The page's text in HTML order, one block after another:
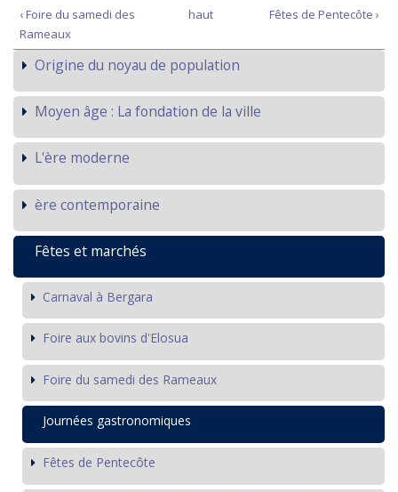
‹ Foire du samedi des
Rameaux
haut Fêtes de Pentecôte ›
Origine du noyau de population
Moyen âge : La fondation de la ville
L'ère moderne
ère contemporaine
Fêtes et marchés
Carnaval à Bergara
Foire aux bovins d'Elosua
Foire du samedi des Rameaux
Journées gastronomiques
Fêtes de Pentecôte